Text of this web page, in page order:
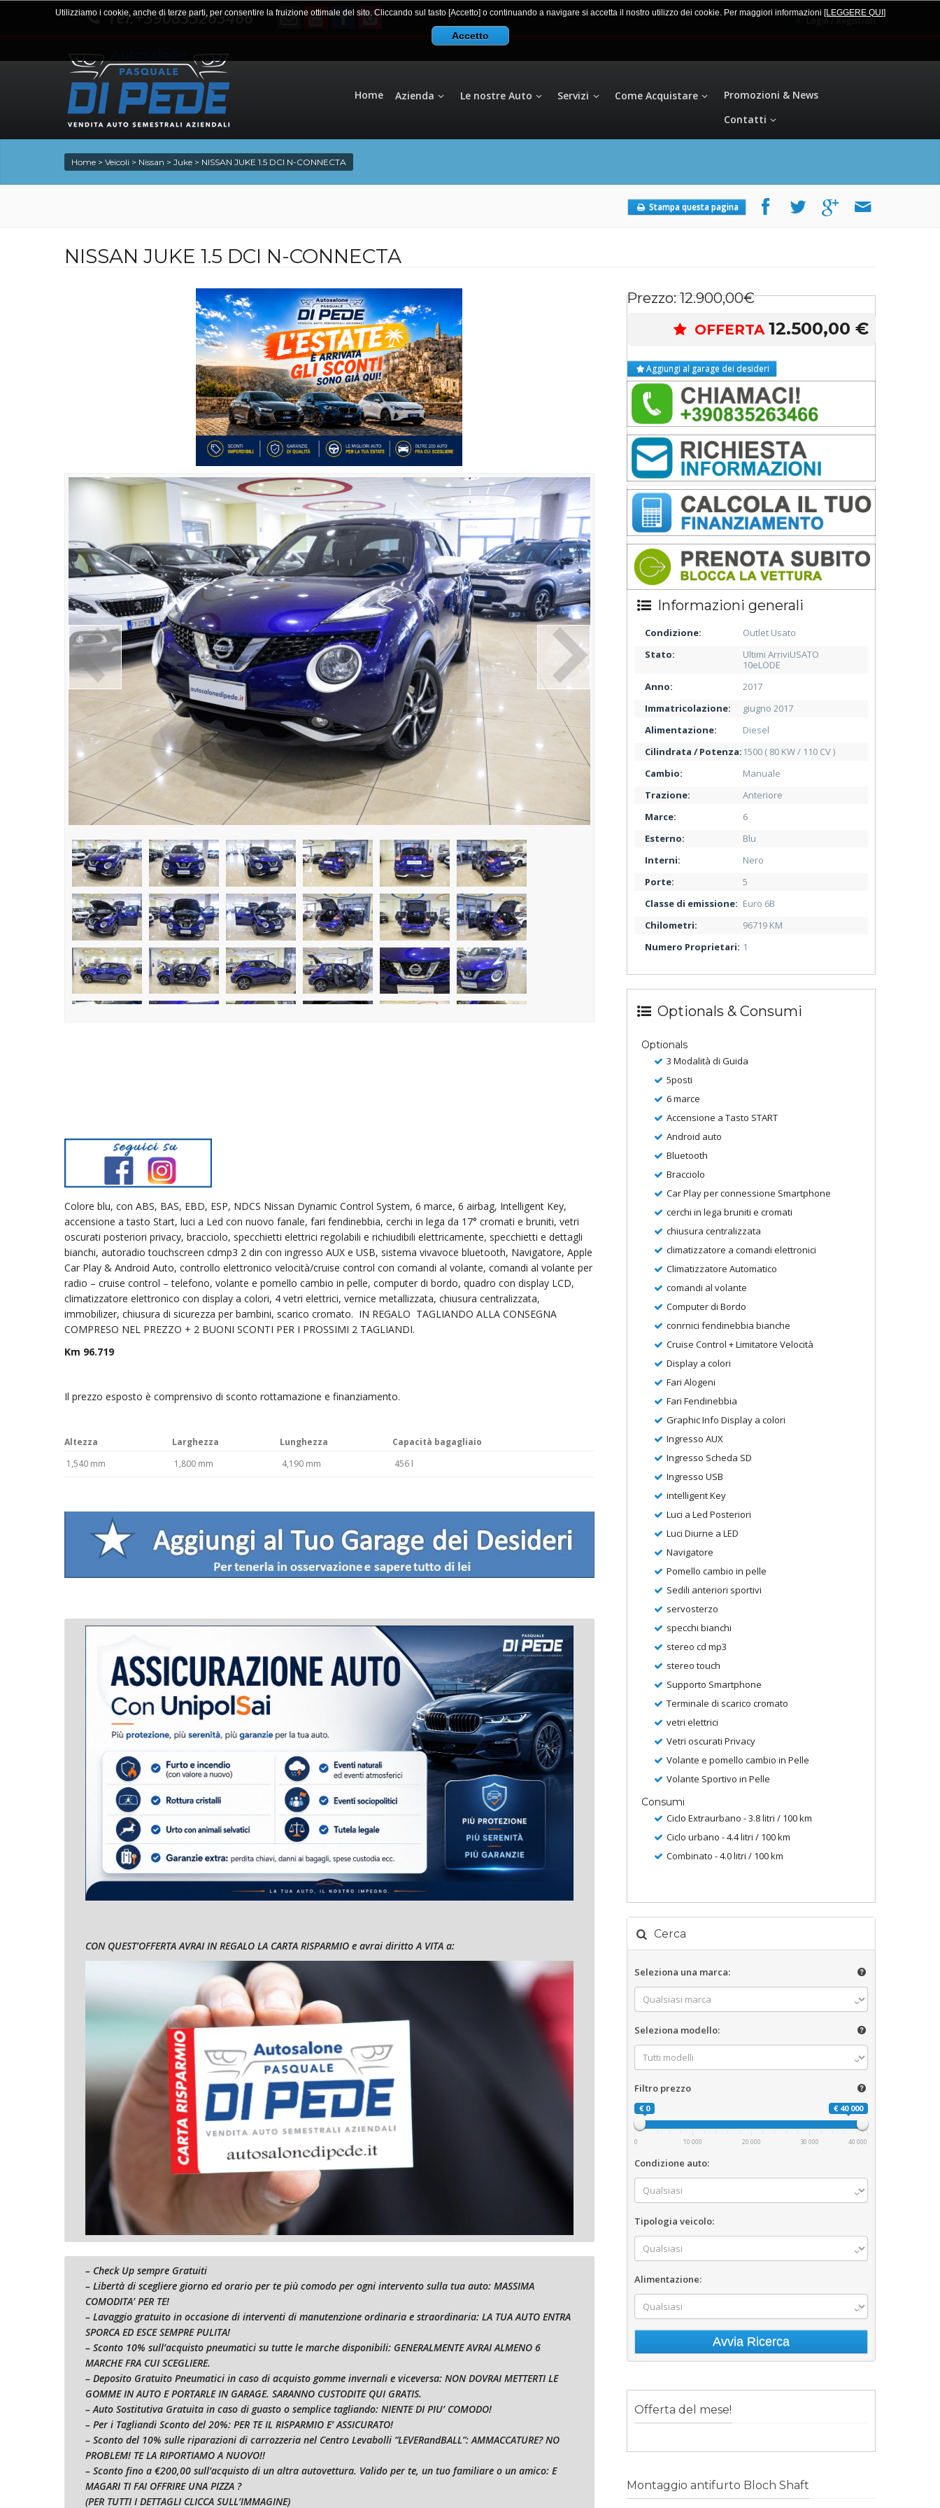
Utilizziamo i cookie, anche di terze parti, per consentire la fruizione ottimale del sito. Cliccando sul tasto [Accetto] o continuando a navigare si accetta il nostro utilizzo dei cookie. Per maggiori informazioni [LEGGERE QUI ]
Accetto
Tel:+390835263466 Login / Registrati
Home Azienda Le nostre Auto Servizi Come Acquistare
Promozioni & News
Contatti
Home > Veicoli > Nissan > Juke > NISSAN JUKE 1.5 DCI N-CONNECTA
Stampa questa pagina
NISSAN JUKE 1.5 DCI N-CONNECTA
Colore blu, con ABS, BAS, EBD, ESP, NDCS Nissan Dynamic Control System, 6 marce, 6 airbag, Intelligent Key,
accensione a tasto Start, luci a Led con nuovo fanale, fari fendinebbia, cerchi in lega da 17° cromati e bruniti, vetri
oscurati posteriori privacy, bracciolo, specchietti elettrici regolabili e richiudibili elettricamente, specchietti e dettagli
bianchi, autoradio touchscreen cdmp3 2 din con ingresso AUX e USB, sistema vivavoce bluetooth, Navigatore, Apple
Car Play & Android Auto, controllo elettronico velocità/cruise control con comandi al volante, comandi al volante per
radio – cruise control – telefono, volante e pomello cambio in pelle, computer di bordo, quadro con display LCD,
climatizzatore elettronico con display a colori, 4 vetri elettrici, vernice metallizzata, chiusura centralizzata,
immobilizer, chiusura di sicurezza per bambini, scarico cromato. IN REGALO TAGLIANDO ALLA CONSEGNA
COMPRESO NEL PREZZO + 2 BUONI SCONTI PER I PROSSIMI 2 TAGLIANDI.
Km 96.719
Il prezzo esposto è comprensivo di sconto rottamazione e finanziamento.
Altezza Larghezza Lunghezza
Capacità bagagliaio
1,540 mm
1,800 mm 4,190 mm 456 l
CON QUEST’OFFERTA AVRAI IN REGALO LA CARTA RISPARMIO e avrai diritto A VITA a:
– Check Up sempre Gratuiti
– Libertà di scegliere giorno ed orario per te più comodo per ogni intervento sulla tua auto: MASSIMA
COMODITA’ PER TE!
– Lavaggio gratuito in occasione di interventi di manutenzione ordinaria e straordinaria: LA TUA AUTO ENTRA
SPORCA ED ESCE SEMPRE PULITA!
– Sconto 10% sull’acquisto pneumatici su tutte le marche disponibili: GENERALMENTE AVRAI ALMENO 6
MARCHE FRA CUI SCEGLIERE.
– Deposito Gratuito Pneumatici in caso di acquisto gomme invernali e viceversa: NON DOVRAI METTERTI LE
GOMME IN AUTO E PORTARLE IN GARAGE. SARANNO CUSTODITE QUI GRATIS.
– Auto Sostitutiva Gratuita in caso di guasto o semplice tagliando: NIENTE DI PIU’ COMODO!
– Per i Tagliandi Sconto del 20%: PER TE IL RISPARMIO E’ ASSICURATO!
– Sconto del 10% sulle riparazioni di carrozzeria nel Centro Levabolli “LEVERandBALL”: AMMACCATURE? NO
PROBLEM! TE LA RIPORTIAMO A NUOVO!!
– Sconto fino a €200,00 sull’acquisto di un altra autovettura. Valido per te, un tuo familiare o un amico: E
MAGARI TI FAI OFFRIRE UNA PIZZA ?
(PER TUTTI I DETTAGLI CLICCA SULL’IMMAGINE)
Prezzo: 12.900,00€
OFFERTA 12.500,00 €
Aggiungi al garage dei desideri
Informazioni generali
Condizione:
Outlet Usato
Stato:
Ultimi ArriviUSATO
10eLODE
Anno:
2017
Immatricolazione:
giugno 2017
Alimentazione:
Diesel
Cilindrata / Potenza: 1500 ( 80 KW / 110 CV )
Cambio:
Manuale
Trazione:
Anteriore
Marce:
6
Esterno:
Blu
Interni:
Nero
Porte:
5
Classe di emissione: Euro 6B
Chilometri:
96719 KM
Numero Proprietari: 1
Optionals & Consumi
Optionals
3 Modalità di Guida
5posti
6 marce
Accensione a Tasto START
Android auto
Bluetooth
Bracciolo
Car Play per connessione Smartphone
cerchi in lega bruniti e cromati
chiusura centralizzata
climatizzatore a comandi elettronici
Climatizzatore Automatico
comandi al volante
Computer di Bordo
conrnici fendinebbia bianche
Cruise Control + Limitatore Velocità
Display a colori
Fari Alogeni
Fari Fendinebbia
Graphic Info Display a colori
Ingresso AUX
Ingresso Scheda SD
Ingresso USB
intelligent Key
Luci a Led Posteriori
Luci Diurne a LED
Navigatore
Pomello cambio in pelle
Sedili anteriori sportivi
servosterzo
specchi bianchi
stereo cd mp3
stereo touch
Supporto Smartphone
Terminale di scarico cromato
vetri elettrici
Vetri oscurati Privacy
Volante e pomello cambio in Pelle
Volante Sportivo in Pelle
Consumi
Ciclo Extraurbano - 3.8 litri / 100 km
Ciclo urbano - 4.4 litri / 100 km
Combinato - 4.0 litri / 100 km
Cerca
Seleziona una marca:
Seleziona modello:
Filtro prezzo
€ 0 € 40 000
0 10 000 20 000 30 000 40 000
Condizione auto:
Tipologia veicolo:
Alimentazione:
Offerta del mese!
Montaggio antifurto Bloch Shaft